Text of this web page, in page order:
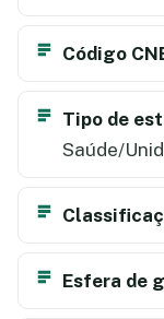
Código
Tipo de
Saúde/
Esfera de